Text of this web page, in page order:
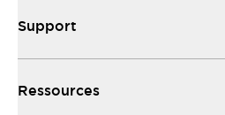
Support
Ressources